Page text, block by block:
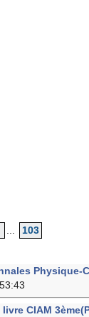
... 103
Physique-
CIAM